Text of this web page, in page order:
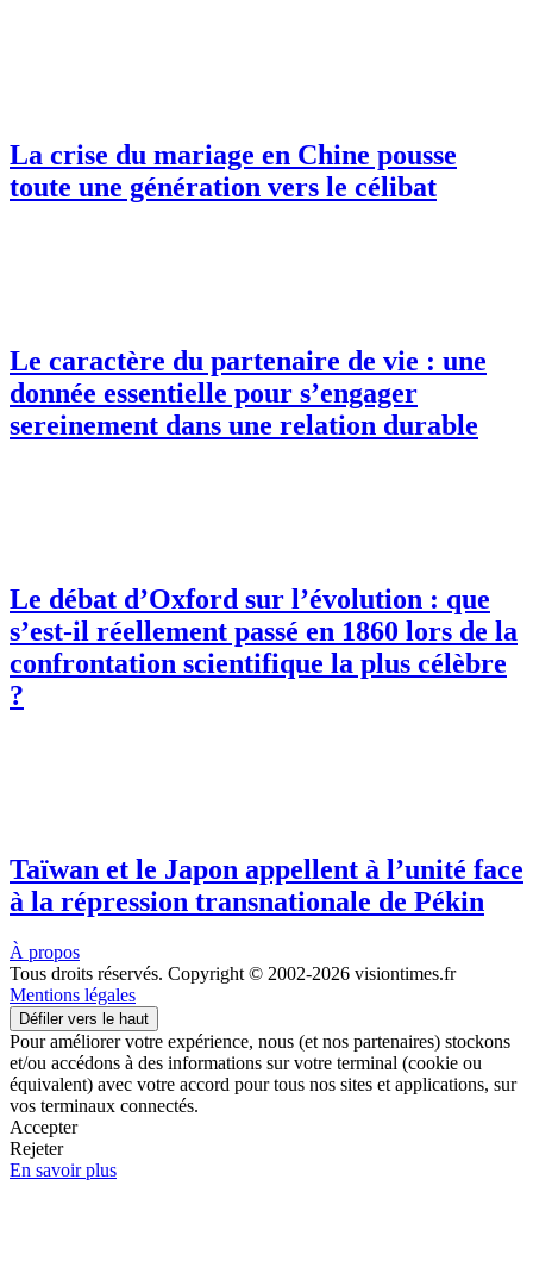
La crise du mariage en Chine pousse
toute une génération vers le célibat
Le caractère du partenaire de vie : une
donnée essentielle pour s’engager
sereinement dans une relation durable
Le débat d’Oxford sur l’évolution : que
s’est-il réellement passé en 1860 lors de la
confrontation scientifique la plus célèbre
?
Taïwan et le Japon appellent à l’unité face
à la répression transnationale de Pékin
À propos
Tous droits réservés. Copyright © 2002-2026 visiontimes.fr
Mentions légales
Défiler vers le haut
Pour améliorer votre expérience, nous (et nos partenaires) stockons
et/ou accédons à des informations sur votre terminal (cookie ou
équivalent) avec votre accord pour tous nos sites et applications, sur
vos terminaux connectés.
Accepter
Rejeter
En savoir plus